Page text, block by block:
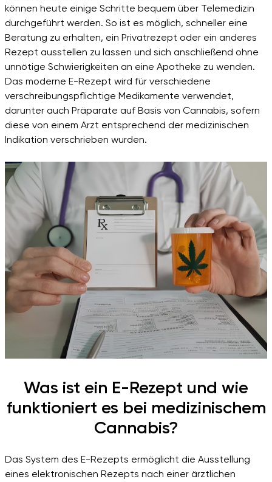
können heute einige Schritte bequem über Telemedizin
durchgeführt werden. So ist es möglich, schneller eine
Beratung zu erhalten, ein Privatrezept oder ein anderes
Rezept ausstellen zu lassen und sich anschließend ohne
unnötige Schwierigkeiten an eine Apotheke zu wenden.
Das moderne E-Rezept wird für verschiedene
verschreibungspflichtige Medikamente verwendet,
darunter auch Präparate auf Basis von Cannabis, sofern
diese von einem Arzt entsprechend der medizinischen
Indikation verschrieben wurden.
Was ist ein E-Rezept und wie
funktioniert es bei medizinischem
Cannabis?
Das System des E-Rezepts ermöglicht die Ausstellung
eines elektronischen Rezepts nach einer ärztlichen